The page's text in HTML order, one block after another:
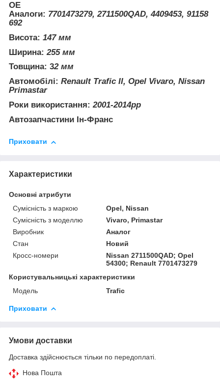
ОЕ
Аналоги: 7701473279, 2711500QAD, 4409453, 91158
692
Висота: 147 мм
Ширина: 255 мм
Товщина: 32 мм
Автомобілі: Renault Trafic II, Opel Vivaro, Nissan
Primastar
Роки використання:2001-2014рр
Автозапчастини Ін-Франс
Приховати
Характеристики
Основні атрибути
Сумісність з маркою
Opel, Nissan
Сумісність з моделлю
Vivaro, Primastar
Виробник
Аналог
Стан
Новий
Кросс-номери
Nissan 2711500QAD; Opel
54300; Renault 7701473279
Користувальницькі характеристики
Модель
Trafic
Приховати
Умови доставки
Доставка здійснюється тільки по передоплаті.
Нова Пошта